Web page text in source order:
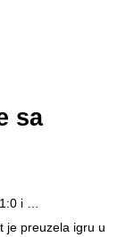
sa
i …
je preuzela igru u